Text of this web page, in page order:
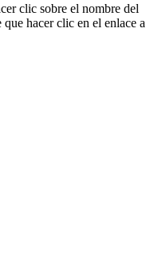
clic sobre el nombre del
hacer clic en el enlace a